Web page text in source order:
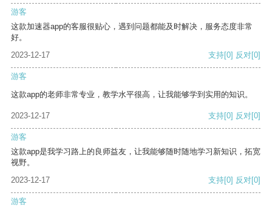
游客
这款加速器app的客服很贴心，遇到问题都能及时解决，服务态度非常
好。
2023-12-17
支持[0] 反对[0]
游客
这款app的老师非常专业，教学水平很高，让我能够学到实用的知识。
2023-12-17 支持[0] 反对[0]
游客
这款app是我学习路上的良师益友，让我能够随时随地学习新知识，拓宽
视野。
2023-12-17
支持[0] 反对[0]
游客